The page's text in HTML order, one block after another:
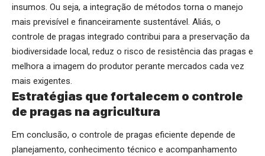
insumos. Ou seja, a integração de métodos torna o manejo
mais previsível e financeiramente sustentável. Aliás, o
controle de pragas integrado contribui para a preservação da
biodiversidade local, reduz o risco de resistência das pragas e
melhora a imagem do produtor perante mercados cada vez
mais exigentes.
Estratégias que fortalecem o controle
de pragas na agricultura
Em conclusão, o controle de pragas eficiente depende de
planejamento, conhecimento técnico e acompanhamento